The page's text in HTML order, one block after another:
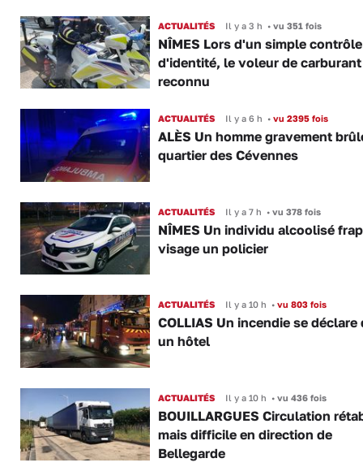
ACTUALITÉS Il y a 3 h •vu 351 fois
NÎMES Lors d'un simple contrôle
d'identité, le voleur de
reconnu
ACTUALITÉS Il y a 6 h •vu 2395 fois
ALÈS Un homme gravement
quartier des Cévennes
ACTUALITÉS Il y a 7 h •vu 378 fois
NÎMES Un individu alcoolisé
visage un policier
ACTUALITÉS Il y a 10 h •vu 803 fois
COLLIAS Un incendie se déclare
un hôtel
ACTUALITÉS Il y a 10 h •vu 436 fois
BOUILLARGUES Circulation
mais difficile en direction de
Bellegarde